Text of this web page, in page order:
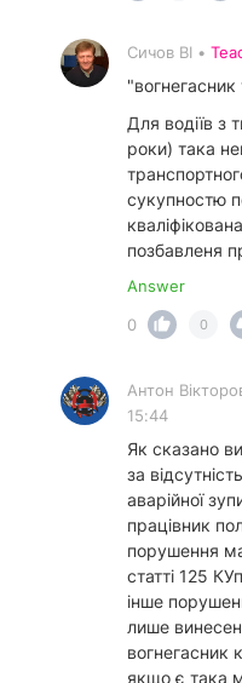
Сичов ВІ •
"вогнегасник
Для водіїв з
роки) така
сукупностю
позбавленя
Answer
0
0
Антон
15:44
Як сказано
за
аварійної
працівник
порушення
статті 125
інше
лише
вогнегасник
якщо є така